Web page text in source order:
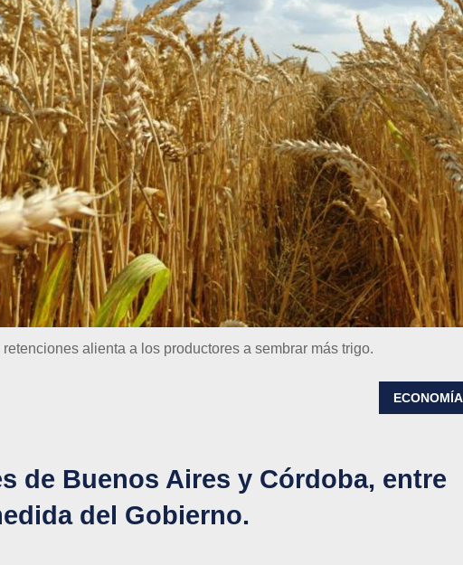
alienta a los productores a sembrar más trigo.
ECONOMÍA
de Buenos Aires y Córdoba, entre
del Gobierno.